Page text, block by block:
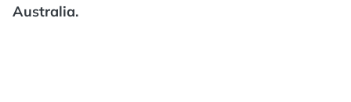
Australia.